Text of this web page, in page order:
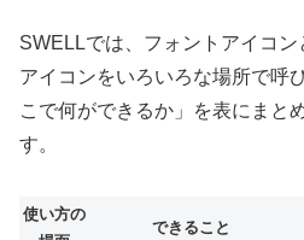
SWELLでは、フォントアイコ
アイコンをいろいろな場所で呼
こで何ができるか」を表にまと
す。
使い方の
できること